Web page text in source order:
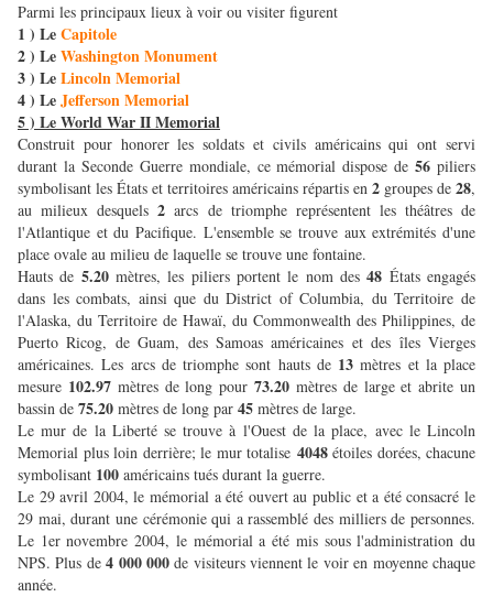
Parmi les principaux lieux à voir ou visiter figurent
1 ) LeCapitole
2 ) LeWashington Monument
3 ) LeLincoln Memorial
4 ) LeJefferson Memorial
5 ) Le World War II Memorial
Construit pour honorer les soldats et civils américains qui ont servi
durant la Seconde Guerre mondiale, ce mémorial dispose de56piliers
symbolisant les États et territoires américains répartis en 2 groupes de 28,
au milieux desquels2 arcs de triomphe représentent les théâtres de
l'Atlantique et du Pacifique. L'ensemble se trouve aux extrémités d'une
place ovale au milieu de laquelle se trouve une fontaine.
Hauts de 5.20mètres, les piliers portent le nom des48 États engagés
dans les combats, ainsi que du District of Columbia, du Territoire de
l'Alaska, du Territoire de Hawaï, du Commonwealth des Philippines, de
Puerto Ricog, de Guam, des Samoas américaines et des îles Vierges
américaines. Les arcs de triomphe sont hauts de 13mètres et la place
mesure 102.97 mètres de long pour73.20 mètres de large et abrite un
bassin de 75.20 mètres de long par 45 mètres de large.
Le mur de la Liberté se trouve à l'Ouest de la place, avec le Lincoln
Memorial plus loin derrière; le mur totalise 4048 étoiles dorées, chacune
symbolisant 100 américains tués durant la guerre.
Le 29 avril 2004, le mémorial a été ouvert au public et a été consacré le
29 mai, durant une cérémonie qui a rassemblé des milliers de personnes.
Le 1er novembre 2004, le mémorial a été mis sous l'administration du
NPS. Plus de4 000 000de visiteurs viennent le voir en moyenne chaque
année.